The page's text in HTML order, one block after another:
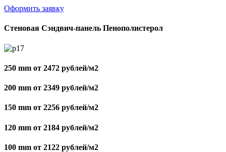
Оформить заявку
Стеновая Сэндвич-панель Пенополистерол
250 mm от 2472 рублей/м2
200 mm от 2349 рублей/м2
150 mm от 2256 рублей/м2
120 mm от 2184 рублей/м2
100 mm от 2122 рублей/м2